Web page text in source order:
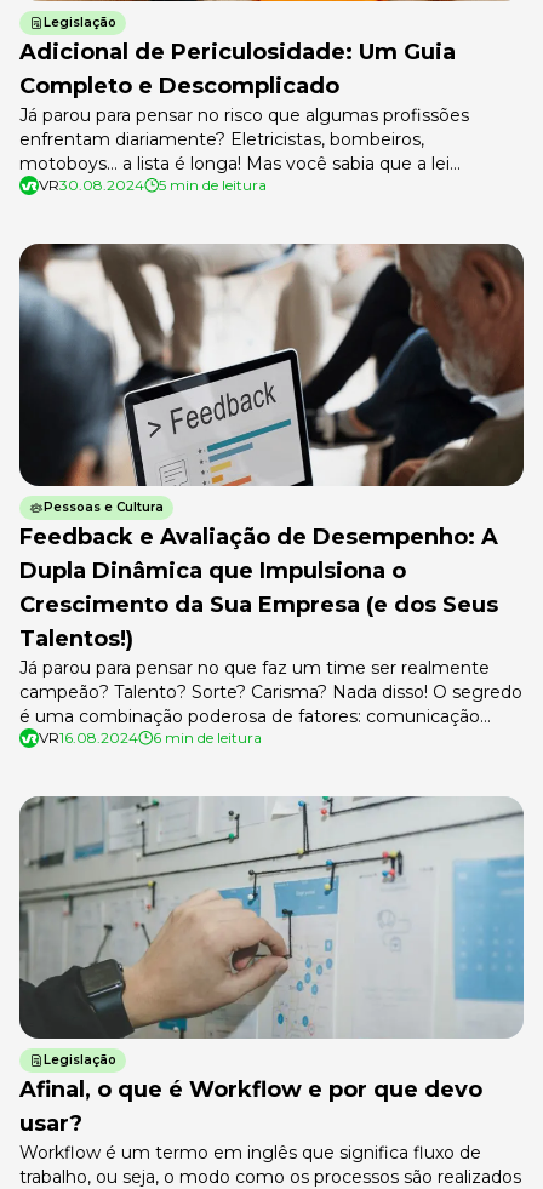
Legislação
Adicional de Periculosidade: Um Guia
Completo e Descomplicado
Já parou para pensar no risco que algumas profissões
enfrentam diariamente? Eletricistas, bombeiros,
motoboys… a lista é longa! Mas você sabia que a lei
reconhece esses perigos e garante um direito importante
toda a diferença no salário de quem […]
VR30.08.2024 5 min de leitura
Pessoas e Cultura
Feedback e Avaliação de Desempenho: A
Dupla Dinâmica que Impulsiona o
Crescimento da Sua Empresa (e dos Seus
Talentos!)
Já parou para pensar no que faz um time ser realmente
campeão? Talento? Sorte? Carisma? Nada disso! O segredo
é uma combinação poderosa de fatores: comunicação
aberta, metas bem definidas e, principalmente, feedback e
novos patamares. Avaliação de […]
VR16.08.2024 6 min de leitura
Legislação
Afinal, o que é Workflow e por que devo
usar?
Workflow é um termo em inglês que significa fluxo de
trabalho, ou seja, o modo como os processos são realizados